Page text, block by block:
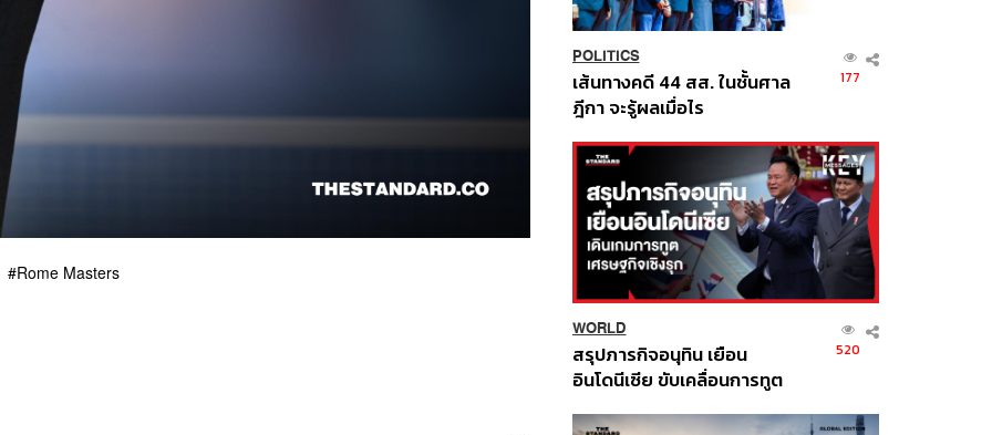
Rome Masters
POLITICS
เส้นทางคดี 44 สส. ในชั้นศาล
ฎีกา จะรู้ผลเมื่อไร
177
WORLD
สรุปภารกิจอนุทิน เยือน
อินโดนีเซีย ขับเคลื่อนการทูต
520